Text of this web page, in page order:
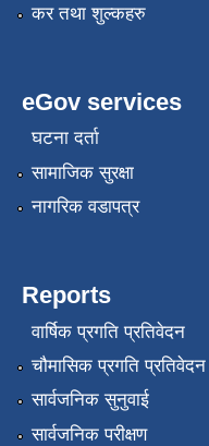
कर तथा शुल्कहरु
eGov services
घटना दर्ता
सामाजिक सुरक्षा
नागरिक वडापत्र
Reports
वार्षिक प्रगति प्रतिवेदन
चौमासिक प्रगति प्रतिवेदन
सार्वजनिक सुनुवाई
सार्वजनिक परीक्षण